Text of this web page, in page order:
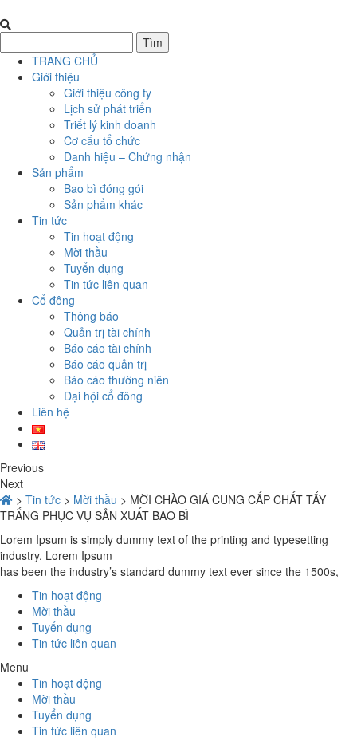
TRANG CHỦ
Giới thiệu
Giới thiệu công ty
Lịch sử phát triển
Triết lý kinh doanh
Cơ cấu tổ chức
Danh hiệu – Chứng nhận
Sản phẩm
Bao bì đóng gói
Sản phẩm khác
Tin tức
Tin hoạt động
Mời thầu
Tuyển dụng
Tin tức liên quan
Cổ đông
Thông báo
Quản trị tài chính
Báo cáo tài chính
Báo cáo quản trị
Báo cáo thường niên
Đại hội cổ đông
Liên hệ
Previous
Next
> Tin tức > Mời thầu > MỜI CHÀO GIÁ CUNG CẤP CHẤT TẨY
TRẮNG PHỤC VỤ SẢN XUẤT BAO BÌ
Lorem Ipsum is simply dummy text of the printing and typesetting
industry. Lorem Ipsum
has been the industry’s standard dummy text ever since the 1500s,
Tin hoạt động
Mời thầu
Tuyển dụng
Tin tức liên quan
Menu
Tin hoạt động
Mời thầu
Tuyển dụng
Tin tức liên quan